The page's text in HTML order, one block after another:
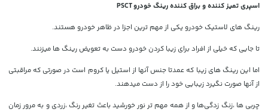
اسپری تمیز کننده و براق کننده رینگ خودروPSCT
رینگ های لاستیک خودرو یکی از مهم ترین اجزا در ظاهر خودرو هستند.
تا جایی که خیلی از افراد برای زیبا کردن خودرو دست به تعویض رینگ ها میزنند.
اما این رینگ های زیبا که عمدتا جنس آنها از استیل یا کروم است در صورتی که مراقبتی
از آنها صورت نگیرد زیبایی خود را از دست میدهند.
چربی ها ،زنگ زدگی‌ها و از همه مهم تر نور خورشید باعث تغیر رنگ ،زردی و به مرور زمان